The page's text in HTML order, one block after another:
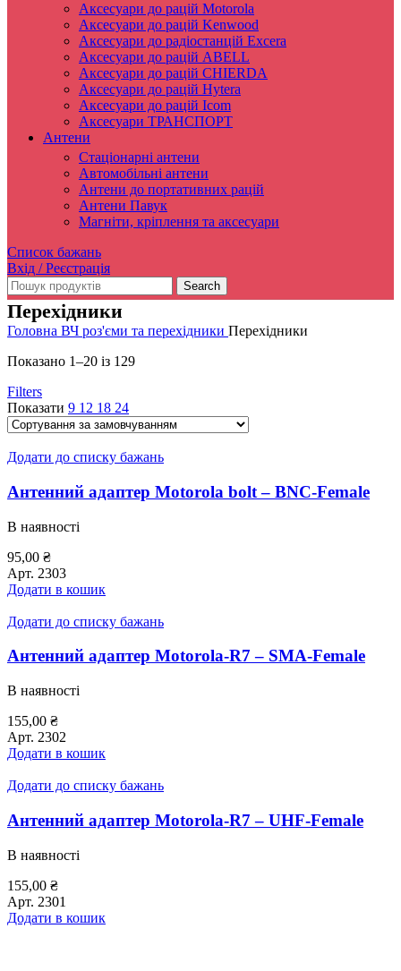
Аксесуари до рацій Motorola
Аксесуари до рацій Kenwood
Аксесуари до радіостанцій Excera
Аксесуари до рацій ABELL
Аксесуари до рацій CHIERDA
Аксесуари до рацій Hytera
Аксесуари до рацій Icom
Аксесуари ТРАНСПОРТ
Антени
Стаціонарні антени
Автомобільні антени
Антени до портативних рацій
Антени Павук
Магніти, кріплення та аксесуари
Список бажань
Вхід / Реєстрація
Search
Перехідники
Головна ВЧ роз'єми та перехідники Перехідники
Показано 1–20 із 129
Filters
Показати 9 12 18 24
Додати до списку бажань
Антенний адаптер Motorola bolt – BNC-Female
В наявності
95,00 ₴
Арт. 2303
Додати в кошик
Додати до списку бажань
Антенний адаптер Motorola-R7 – SMA-Female
В наявності
155,00 ₴
Арт. 2302
Додати в кошик
Додати до списку бажань
Антенний адаптер Motorola-R7 – UHF-Female
В наявності
155,00 ₴
Арт. 2301
Додати в кошик